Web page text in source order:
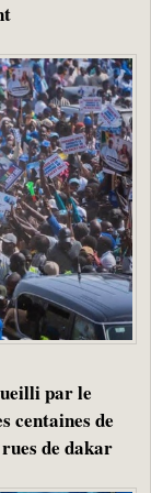
par le
centaines de
de dakar